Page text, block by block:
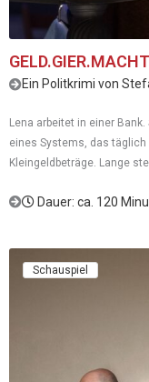
Ein Politkrimi von
Lena arbeitet in einer
eines Systems, das
Kleingeldbeträge. Lange
Dauer: ca. 120
Schauspiel